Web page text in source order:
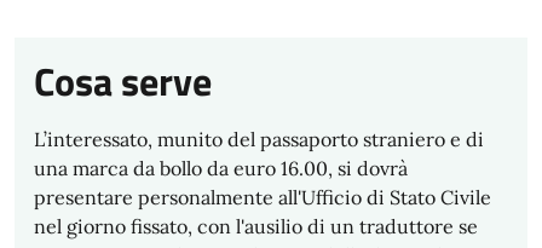
Cosa serve
L’interessato, munito del passaporto straniero e di
una marca da bollo da euro 16.00, si dovrà
presentare personalmente all'Ufficio di Stato Civile
nel giorno fissato, con l'ausilio di un traduttore se